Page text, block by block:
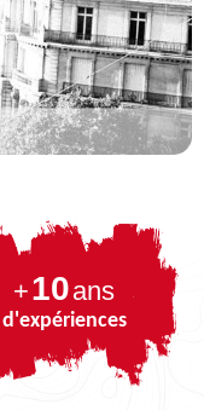
+10ans
d'expériences